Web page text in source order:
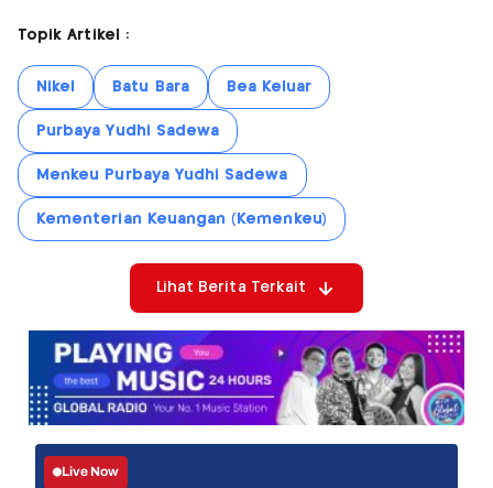
Topik Artikel :
Nikel Batu Bara Bea Keluar
Purbaya Yudhi Sadewa
Menkeu Purbaya Yudhi Sadewa
Kementerian Keuangan (Kemenkeu)
Lihat Berita Terkait
Live Now